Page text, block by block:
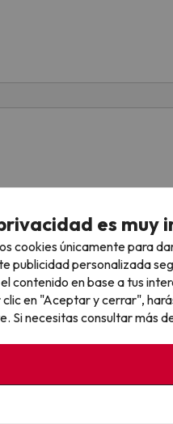
es muy
cookies únicamente para
publicidad personalizada
contenido en base a tus
clic en "Aceptar y cerrar",
Si necesitas consultar más